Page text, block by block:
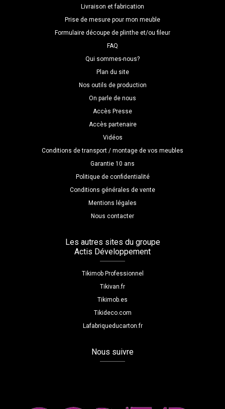
Livraison et fabrication
Prise de mesure pour mon meuble
Formulaire découpe de plinthe et/ou fileur
FAQ
Qui sommes-nous?
Plan du site
Nos outils de production
On parle de nous
Accès Presse
Accès partenaire
Vidéos
Conditions de transport / montage de vos meubles
Garantie 10 ans
Politique de confidentialité
Conditions générales de vente
Mentions légales
Nous contacter
Les autres sites du groupe
Actis Développement
Tikimob Professionnel
Tikivan.fr
Tikimob.es
Tikideco.com
Lafabriqueducarton.fr
Nous suivre